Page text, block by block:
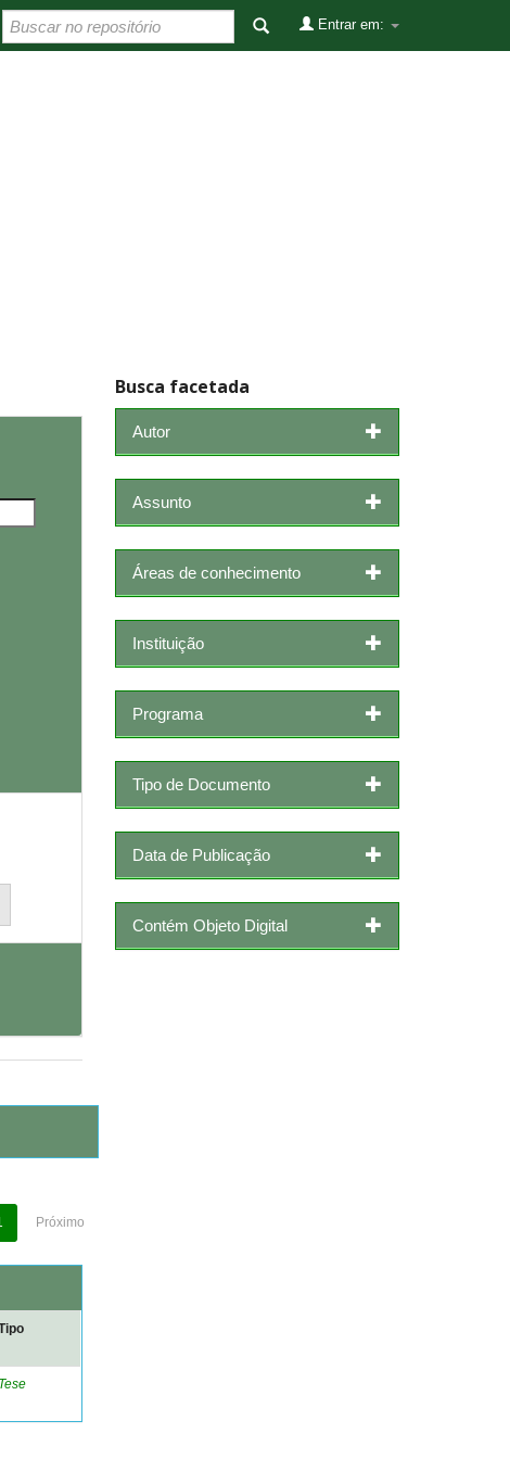
Entrar em:
Próximo
Tese
Busca facetada
Autor
Assunto
Áreas de conhecimento
Instituição
Programa
Tipo de Documento
Data de Publicação
Contém Objeto Digital